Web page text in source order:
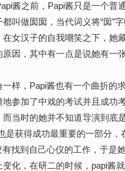
酱之前，Papi酱只是一个普
做囡囡，当代词义将“囡”字
女汉子的自我嘲笑之下，她
，其中有一点是说她有一
，Papi酱也有一个曲折的
加了中戏的考试并且成功
当时的她并不知道导演到底
是获得成功最重要的一部分
到自己心仪的工作，于是
化，在研二的时候，papi酱